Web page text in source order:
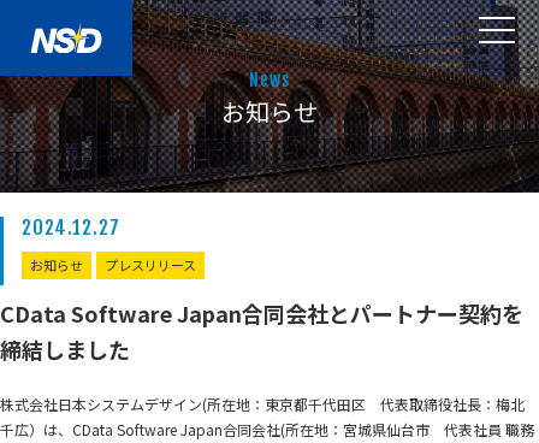
News
お知らせ
2024.12.27
お知らせ プレスリリース
CData Software Japan合同会社とパートナー契約を
締結しました
株式会社日本システムデザイン(所在地：東京都千代田区 代表取締役社長：梅北
千広）は、CData Software Japan合同会社(所在地：宮城県仙台市 代表社員 職務